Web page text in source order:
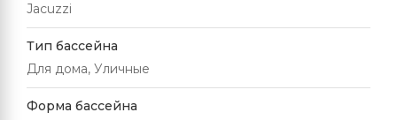
Jacuzzi
Тип бассейна
Для дома, Уличные
Форма бассейна